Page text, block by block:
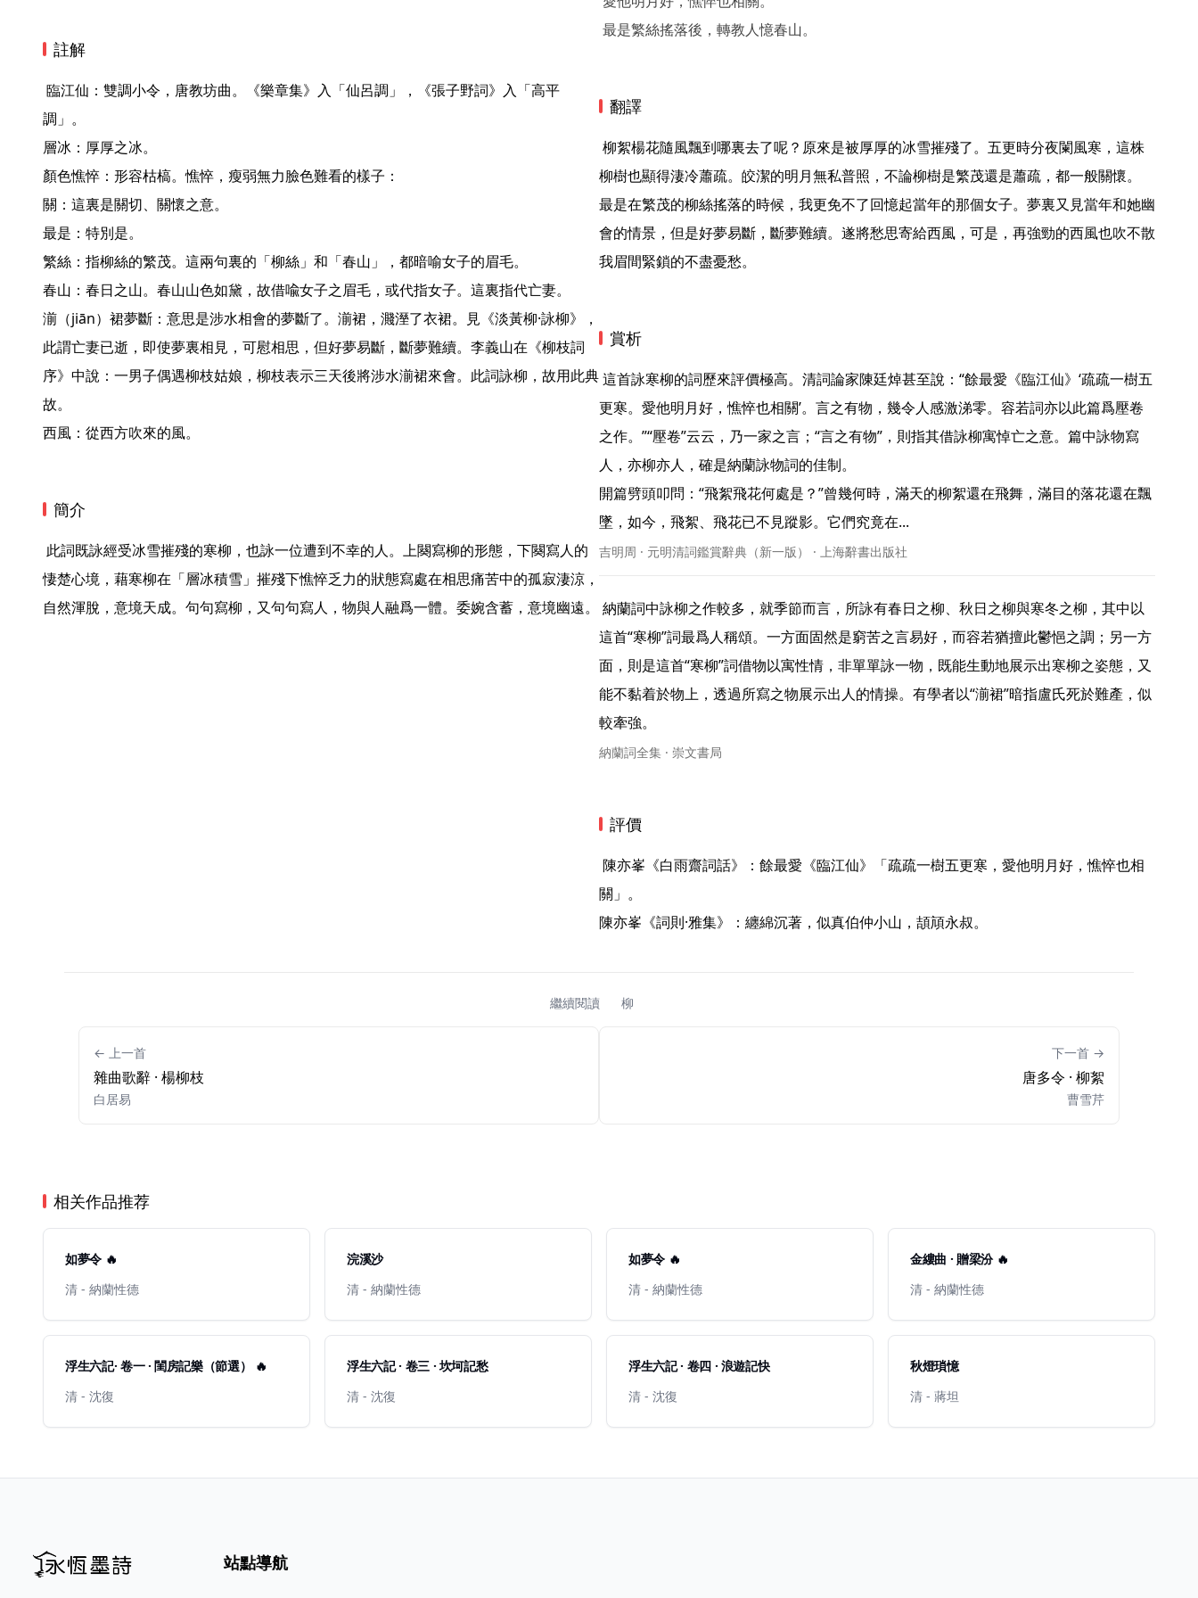
註解
調」。
層冰：厚厚之冰。
顏色憔悴：形容枯槁。憔悴，瘦弱無力臉色難看的樣子：
關：這裏是關切、關懷之意。
最是：特別是。
繁絲：指柳絲的繁茂。這兩句裏的「柳絲」和「春山」，都暗喻女子的眉毛。
春山：春日之山。春山山色如黛，故借喩女子之眉毛，或代指女子。這裏指代亡妻。
湔（jiān）裙夢斷：意思是涉水相會的夢斷了。湔裙，濺溼了衣裙。見《淡黃柳·詠柳》，
此謂亡妻已逝，即使夢裏相見，可慰相思，但好夢易斷，斷夢難續。李義山在《柳枝詞
序》中說：一男子偶遇柳枝姑娘，柳枝表示三天後將涉水湔裙來會。此詞詠柳，故用此典
故。
西風：從西方吹來的風。
簡介
悽楚心境，藉寒柳在「層冰積雪」摧殘下憔悴乏力的狀態寫處在相思痛苦中的孤寂淒涼，
最是繁絲搖落後，轉教人憶春山。
翻譯
柳樹也顯得淒冷蕭疏。皎潔的明月無私普照，不論柳樹是繁茂還是蕭疏，都一般關懷。
最是在繁茂的柳絲搖落的時候，我更免不了回憶起當年的那個女子。夢裏又見當年和她幽
會的情景，但是好夢易斷，斷夢難續。遂將愁思寄給西風，可是，再強勁的西風也吹不散
我眉間緊鎖的不盡憂愁。
賞析
更寒。愛他明月好，憔悴也相關’。言之有物，幾令人感激涕零。容若詞亦以此篇爲壓卷
之作。”“壓卷”云云，乃一家之言；“言之有物”，則指其借詠柳寓悼亡之意。篇中詠物寫
人，亦柳亦人，確是納蘭詠物詞的佳制。
開篇劈頭叩問：“飛絮飛花何處是？”曾幾何時，滿天的柳絮還在飛舞，滿目的落花還在飄
墜，如今，飛絮、飛花已不見蹤影。它們究竟在...
吉明周 · 元明清詞鑑賞辭典（新一版） · 上海辭書出版社
這首“寒柳”詞最爲人稱頌。一方面固然是窮苦之言易好，而容若猶擅此鬱悒之調；另一方
面，則是這首“寒柳”詞借物以寓性情，非單單詠一物，既能生動地展示出寒柳之姿態，又
能不黏着於物上，透過所寫之物展示出人的情操。有學者以“湔裙”暗指盧氏死於難產，似
較牽強。
納蘭詞全集 · 崇文書局
評價
關」。
陳亦峯《詞則·雅集》：纏綿沉著，似真伯仲小山，頡頏永叔。
繼續閱讀 柳
← 上一首
雜曲歌辭 · 楊柳枝
白居易
下一首 →
唐多令 · 柳絮
曹雪芹
相关作品推荐
如夢令 🔥
清 - 納蘭性德
浣溪沙
清 - 納蘭性德
如夢令 🔥
清 - 納蘭性德
金縷曲 · 贈梁汾 🔥
清 - 納蘭性德
浮生六記· 卷一 · 閨房記樂（節選） 🔥
清 - 沈復
浮生六記 · 卷三 · 坎坷記愁
清 - 沈復
浮生六記 · 卷四 · 浪遊記快
清 - 沈復
秋燈瑣憶
清 - 蔣坦
站點導航